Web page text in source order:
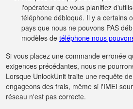
l'opérateur que vous planifiez
téléphone débloqué. Il y a certains
pays que nous ne pouvons PAS
modèles de téléphone nous
Si vous placez une commande erronée
exigences précédantes, nous ne
Lorsque UnlockUnit traite une requête
engageons des frais, même si l'IMEI
réseau n'est pas correcte.